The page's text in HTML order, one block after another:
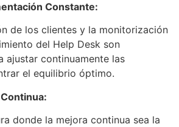
Constante:
de los clientes y la monitorización
del Help Desk son
ajustar continuamente las
el equilibrio óptimo.
donde la mejora continua sea la